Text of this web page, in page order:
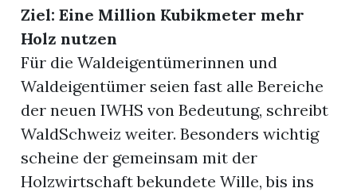
Ziel: Eine Million Kubikmeter mehr
Holz nutzen
Für die Waldeigentümerinnen und
Waldeigentümer seien fast alle Bereiche
der neuen IWHS von Bedeutung, schreibt
WaldSchweiz weiter. Besonders wichtig
scheine der gemeinsam mit der
Holzwirtschaft bekundete Wille, bis ins